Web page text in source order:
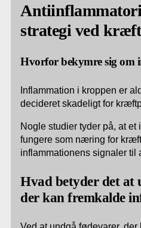
strategi ved kræft
Hvorfor bekymre sig om
Inflammation i kroppen er
decideret skadeligt for
Nogle studier tyder på, at
fungere som næring for
inflammationens signaler til
Hvad betyder det at
der kan fremkalde